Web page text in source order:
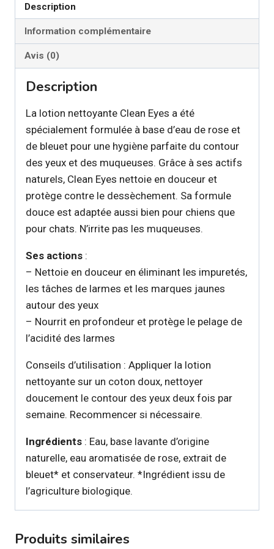
Description
Information complémentaire
Avis (0)
Description
La lotion nettoyante Clean Eyes a été
spécialement formulée à base d’eau de rose et
de bleuet pour une hygiène parfaite du contour
des yeux et des muqueuses. Grâce à ses actifs
naturels, Clean Eyes nettoie en douceur et
protège contre le dessèchement. Sa formule
douce est adaptée aussi bien pour chiens que
pour chats. N’irrite pas les muqueuses.
Ses actions :
– Nettoie en douceur en éliminant les impuretés,
les tâches de larmes et les marques jaunes
autour des yeux
– Nourrit en profondeur et protège le pelage de
l’acidité des larmes
Conseils d’utilisation : Appliquer la lotion
nettoyante sur un coton doux, nettoyer
doucement le contour des yeux deux fois par
semaine. Recommencer si nécessaire.
Ingrédients : Eau, base lavante d’origine
naturelle, eau aromatisée de rose, extrait de
bleuet* et conservateur. *Ingrédient issu de
l’agriculture biologique.
Produits similaires